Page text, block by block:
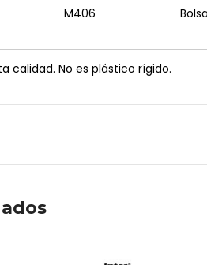
M406
calidad. No es plástico rígido.